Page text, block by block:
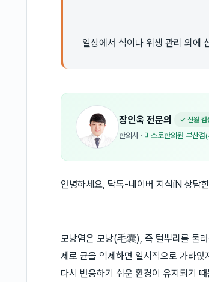
일상에서 식이나 위생 관리 외에
장인욱 전문의 ✓ 신원 검
한의사 · 미소로한의원 부산점
안녕하세요, 닥톡-네이버 지식iN 상담
모낭염은 모낭(毛囊), 즉 털뿌리를 둘
제로 균을 억제하면 일시적으로 가라
다시 반응하기 쉬운 환경이 유지되기